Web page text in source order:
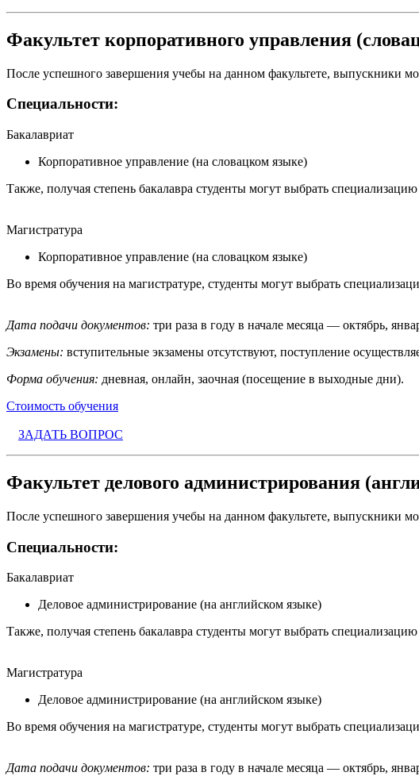
Факультет корпоративного управления
После успешного завершения учебы на данном факультете, выпускники
Специальности:
Бакалавриат
Корпоративное управление (на словацком языке)
Также, получая степень бакалавра студенты могут выбрать
Магистратура
Корпоративное управление (на словацком языке)
Во время обучения на магистратуре, студенты могут выбрать
Дата подачи документов: три раза в году в начале месяца — октябрь,
Экзамены: вступительные экзамены отсутствуют, поступление
Форма обучения: дневная, онлайн, заочная (посещение в выходные дни).
Стоимость обучения
ЗАДАТЬ ВОПРОС
Факультет делового администрирования
После успешного завершения учебы на данном факультете, выпускники
Специальности:
Бакалавриат
Деловое администрирование (на английском языке)
Также, получая степень бакалавра студенты могут выбрать
Магистратура
Деловое администрирование (на английском языке)
Во время обучения на магистратуре, студенты могут выбрать
Дата подачи документов: три раза в году в начале месяца — октябрь,